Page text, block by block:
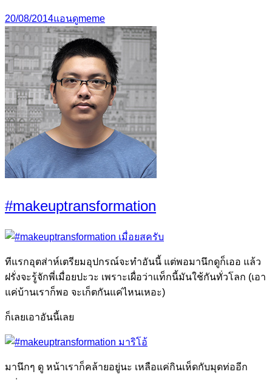
Posted
on
20/08/2014Categories
แอนดูTags
meme
#makeuptransformation
ทีแรกอุตส่าห์เตรียมอุปกรณ์จะทำอันนี้ แต่พอมานึกดูก็เออ แล้ว
ฝรั่งจะรู้จักพี่เมื่อยปะวะ เพราะเผื่อว่าแท็กนี้มันใช้กันทั่วโลก (เอา
แค่บ้านเราก็พอ จะเก็ตกันแค่ไหนเหอะ)
ก็เลยเอาอันนี้เลย
มานึกๆ ดู หน้าเราก็คล้ายอยู่นะ เหลือแค่กินเห็ดกับมุดท่ออีก